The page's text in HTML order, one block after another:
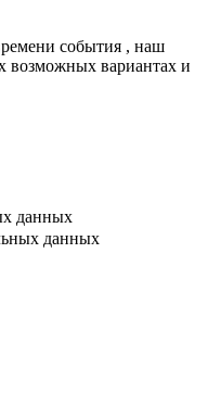
события , наш
возможных вариантах и
данных
данных